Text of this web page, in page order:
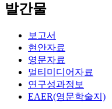
발간물
보고서
현안자료
영문자료
멀티미디어자료
연구성과정보
EAER(영문학술지)